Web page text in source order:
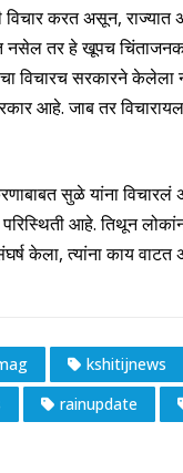
विचार करत असून,
तर हे खूपच चिंताजनक
विचारच सरकारने केलेला
आहे. जाब तर
सुळे यांना
परिस्थिती आहे. तिथून
संघर्ष केला, त्यांना काय
kshitijnews
rainupdate